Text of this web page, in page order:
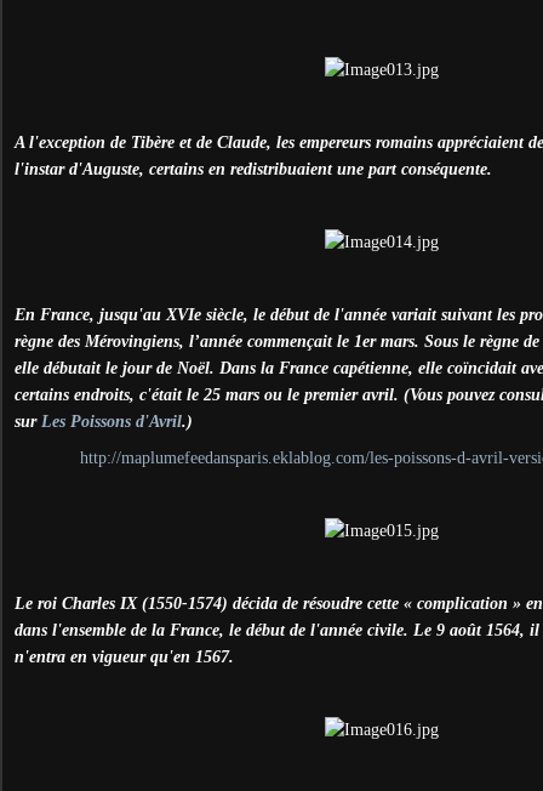
A l'exception de Tibère et de Claude, les empereurs romains appréciaient
l'instar d'Auguste, certains en redistribuaient une part conséquente.
En France, jusqu'au XVIe siècle, le début de l'année variait suivant les
règne des Mérovingiens, l’année commençait le 1er mars. Sous le règne
elle débutait le jour de Noël. Dans la France capétienne, elle coïncidait
certains endroits, c'était le 25 mars ou le premier avril. (Vous pouvez
sur Les Poissons d'Avril.)
http://maplumefeedansparis.eklablog.com/les-poissons-d-avril-
Le roi Charles IX (1550-1574) décida de résoudre cette « complication »
dans l'ensemble de la France, le début de l'année civile. Le 9 août 1564,
n'entra en vigueur qu'en 1567.